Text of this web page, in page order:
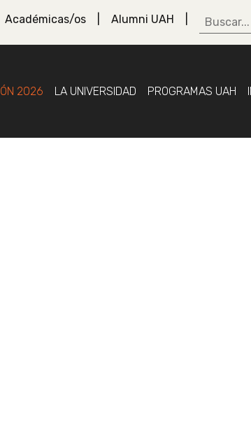
Académicas/os Alumni UAH
2026 LA UNIVERSIDAD PROGRAMAS UAH